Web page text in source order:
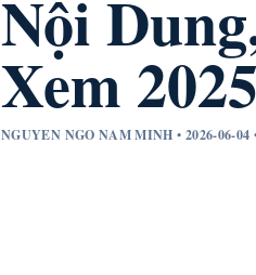
Nội
Xem 2025
NGUYEN NGO NAM MINH • 2026-06-